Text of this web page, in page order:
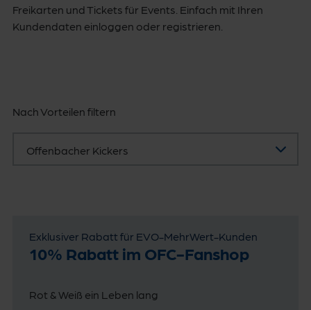
Freikarten und Tickets für Events. Einfach mit Ihren
Kundendaten einloggen oder registrieren.
Nach Vorteilen filtern
Offenbacher Kickers
Exklusiver Rabatt für EVO-MehrWert-Kunden
10% Rabatt im OFC-Fanshop
Rot & Weiß ein Leben lang